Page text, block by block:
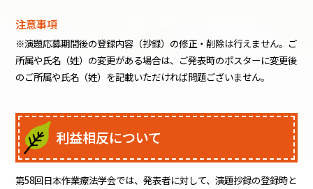
注意事項
※演題応募期間後の登録内容（抄録）の修正・削除は行えません。ご
所属や氏名（姓）の変更がある場合は、ご発表時のポスターに変更後
のご所属や氏名（姓）を記載いただければ問題ございません。
利益相反について
第58回日本作業療法学会では、発表者に対して、演題抄録の登録時と